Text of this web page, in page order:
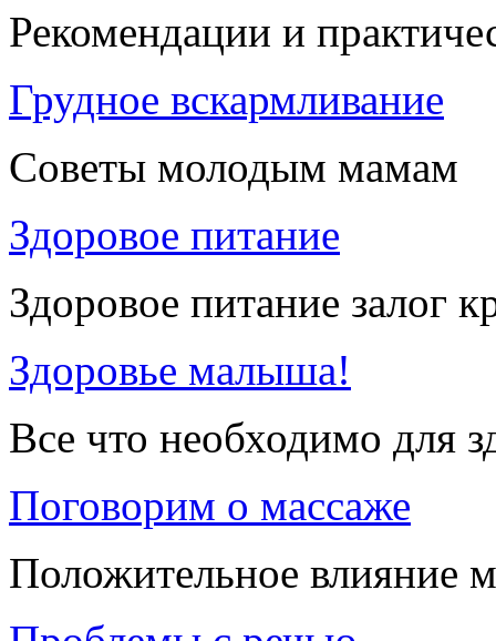
Рекомендации и
Грудное вскармливание
Советы молодым мамам
Здоровое питание
Здоровое питание залог
Здоровье малыша!
Все что необходимо для
Поговорим о массаже
Положительное влияние